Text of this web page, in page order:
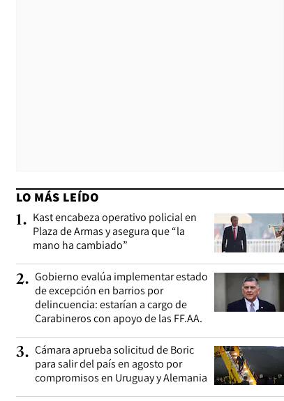
LO MÁS LEÍDO
1. Kast encabeza operativo policial en
Plaza de Armas y asegura que “la
mano ha cambiado”
2. Gobierno evalúa implementar estado
de excepción en barrios por
delincuencia: estarían a cargo de
Carabineros con apoyo de las FF.AA.
3. Cámara aprueba solicitud de Boric
para salir del país en agosto por
compromisos en Uruguay y Alemania